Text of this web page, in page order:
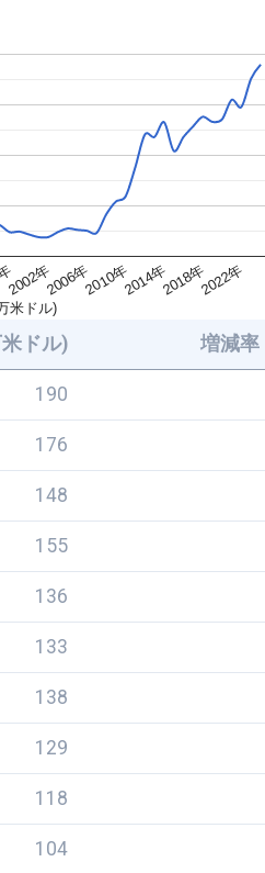
米ドル)
2002年2006年2010年2014年2018年2022年
ドル) 増減率
190
176
148
155
136
133
138
129
118
104